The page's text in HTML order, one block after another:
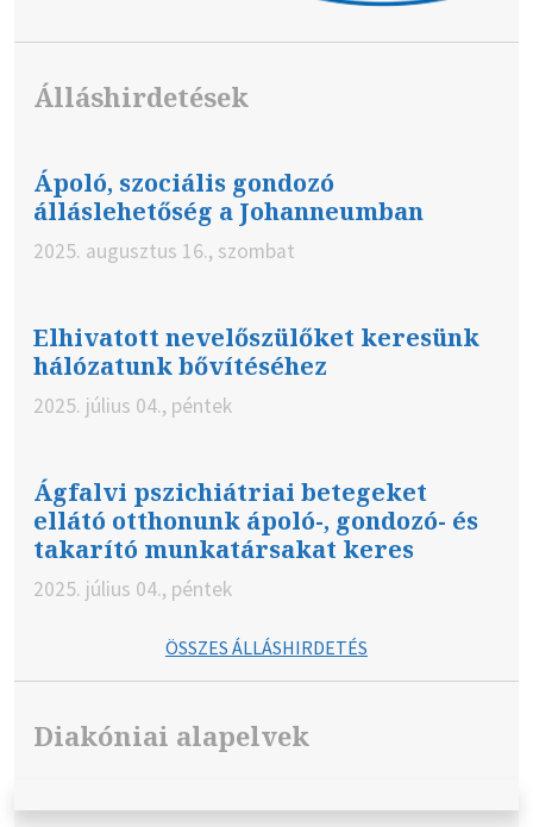
Álláshirdetések
Ápoló, szociális gondozó
álláslehetőség a Johanneumban
2025. augusztus 16., szombat
Elhivatott nevelőszülőket keresünk
hálózatunk bővítéséhez
2025. július 04., péntek
Ágfalvi pszichiátriai betegeket
ellátó otthonunk ápoló-, gondozó- és
takarító munkatársakat keres
2025. július 04., péntek
ÖSSZES ÁLLÁSHIRDETÉS
Diakóniai alapelvek